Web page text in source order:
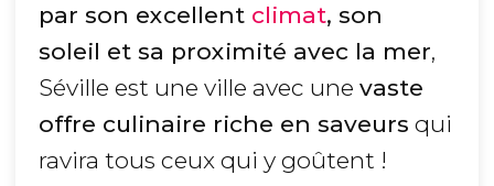
par son excellent climat, son
soleil et sa proximité avec la mer,
Séville est une ville avec une vaste
offre culinaire riche en saveurs qui
ravira tous ceux qui y goûtent !